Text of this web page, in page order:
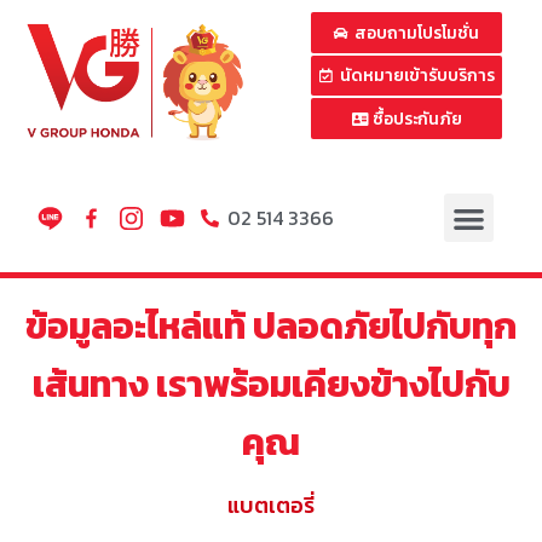
สอบถามโปรโมชั่น
นัดหมายเข้ารับบริการ
ซื้อประกันภัย
02 514 3366
ข้อมูลอะไหล่แท้ ปลอดภัยไปกับทุก
เส้นทาง เราพร้อมเคียงข้างไปกับ
คุณ
แบตเตอรี่